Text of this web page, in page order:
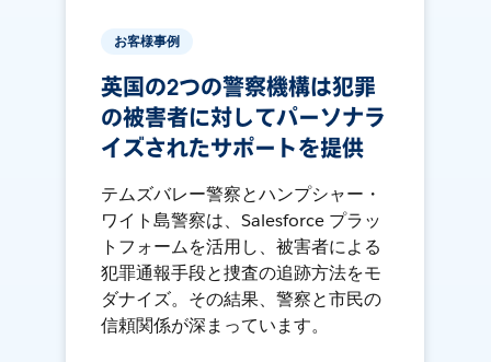
お客様事例
英国の2つの警察機構は犯罪
の被害者に対してパーソナラ
イズされたサポートを提供
テムズバレー警察とハンプシャー・
ワイト島警察は、Salesforce プラッ
トフォームを活用し、被害者による
犯罪通報手段と捜査の追跡方法をモ
ダナイズ。その結果、警察と市民の
信頼関係が深まっています。